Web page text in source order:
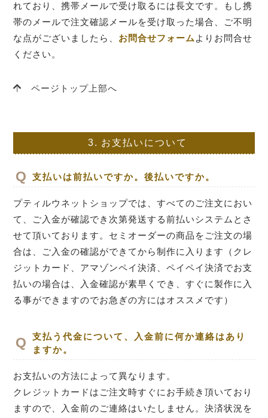
れており、携帯メールで受け取るには長文です。もし携
帯のメールで注文確認メールを受け取った場合、ご不明
な点がございましたら、 お問合せフォーム よりお問合せ
ください。
ページトップ上部へ
3. お支払いについて
支払いは前払いですか。後払いですか。
プティルウネットショップでは、すべてのご注文におい
て、ご入金が確認でき次第発送する前払いシステムとさ
せて頂いております。セミオーダーの商品をご注文の場
合は、ご入金の確認ができてから制作に入ります（クレ
ジットカード、アマゾンペイ決済、ペイペイ決済でお支
払いの場合は、入金確認が素早くでき、すぐに製作に入
る事ができますのでお急ぎの方にはオススメです）
支払う代金について、入金前に何か連絡はあり
ますか。
お支払いの方法によって異なります。
クレジットカードはご注文時すぐにお手続き頂いており
ますので、入金前のご連絡はいたしません。決済状況を